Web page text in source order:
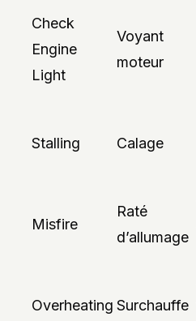
Check
Engine
Light
Voyant
moteur
Stalling Calage
Misfire
Raté
d’allumage
Overheating Surchauffe